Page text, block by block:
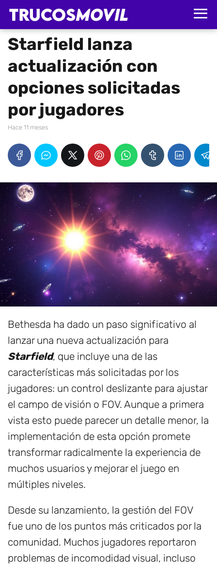
Starfield lanza
actualización con
opciones solicitadas
por jugadores
hace 11 meses
Bethesda ha dado un paso significativo al
lanzar una nueva actualización para
Starfield, que incluye una de las
características más solicitadas por los
jugadores: un control deslizante para ajustar
el campo de visión o FOV. Aunque a primera
vista esto puede parecer un detalle menor, la
implementación de esta opción promete
transformar radicalmente la experiencia de
muchos usuarios y mejorar el juego en
múltiples niveles.
Desde su lanzamiento, la gestión del FOV
fue uno de los puntos más criticados por la
comunidad. Muchos jugadores reportaron
problemas de incomodidad visual, incluso